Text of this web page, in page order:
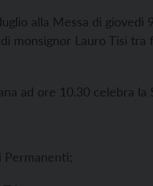
alla Messa di giovedì
monsignor Lauro Tisi tra
ad ore 10.30 celebra la
Permanenti;